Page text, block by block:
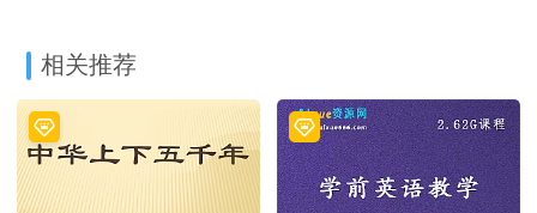
├─ 45.第45课：当孩子怕输（2）-输得起才能赢得更漂亮.mp3
├─ 第46课：人到中年-事业婚姻遭遇挫折，该怎么办？.mp3
├─ 第47课：奥数到底要不要学？怎么学？.mp3
├─ 第48课：孩子被打了或孩子打人了，该怎么办？.mp3
├─ 第49课：你的聊天方式直接决定了孩子的未来（上）.mp3
└─ 第50课：你的聊天方式直接决定了孩子的未来（下）.mp3
相关推荐